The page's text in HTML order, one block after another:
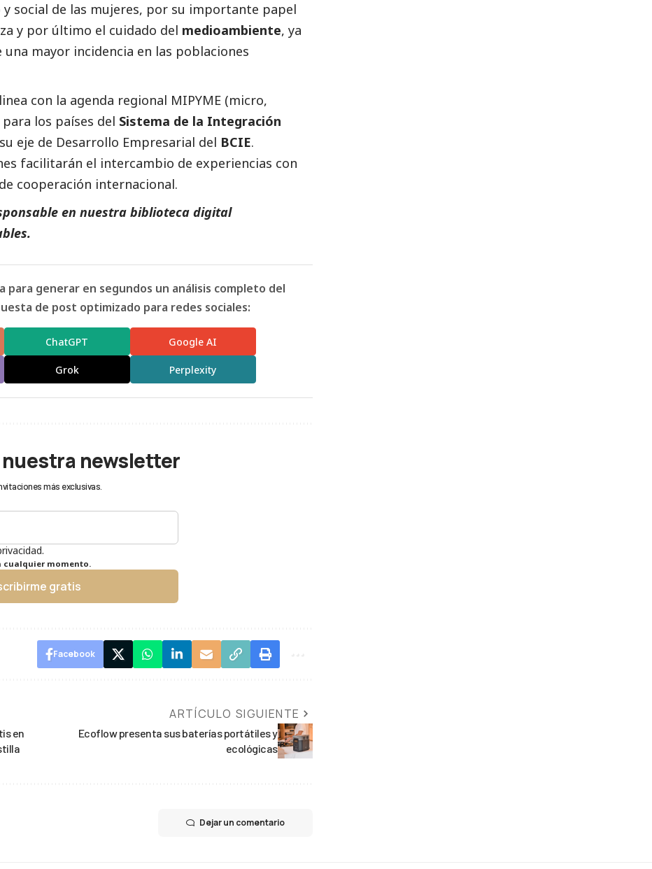
y social de las mujeres, por su importante papel
y por último el cuidado del medioambiente, ya
una mayor incidencia en las poblaciones
con la agenda regional MIPYME (micro,
los países del Sistema de la Integración
eje de Desarrollo Empresarial del BCIE.
facilitarán el intercambio de experiencias con
cooperación internacional.
en nuestra biblioteca digital
para generar en segundos un análisis completo del
de post optimizado para redes sociales:
ChatGPT Google AI
Grok Perplexity
newsletter
más exclusivas.
cualquier momento.
gratis
Facebook
en
ARTÍCULO SIGUIENTE
Ecoflow presenta sus baterías portátiles y
ecológicas
Dejar un comentario